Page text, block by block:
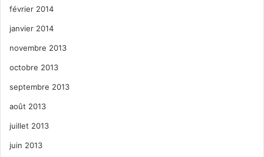
février 2014
janvier 2014
novembre 2013
octobre 2013
septembre 2013
août 2013
juillet 2013
juin 2013